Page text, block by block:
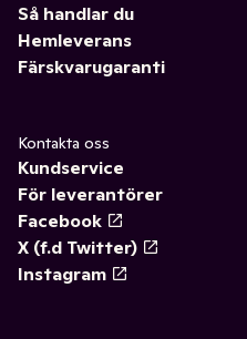
Så handlar du
Hemleverans
Färskvarugaranti
Kontakta oss
Kundservice
För leverantörer
Facebook
X (f.d Twitter)
Instagram